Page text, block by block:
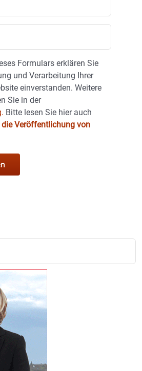
Formulars erklären Sie
und Verarbeitung Ihrer
einverstanden. Weitere
Sie in der
Bitte lesen Sie hier auch
Veröffentlichung von